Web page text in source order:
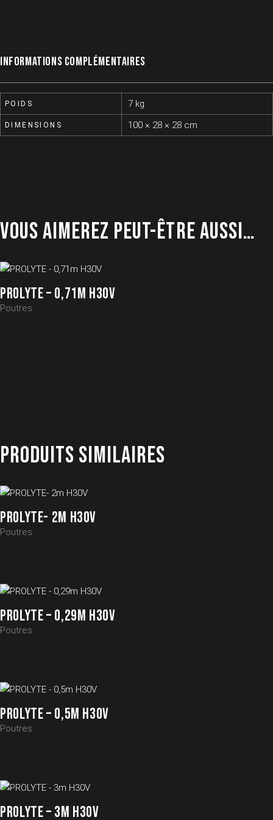
INFORMATIONS COMPLÉMENTAIRES
POIDS 7 kg
DIMENSIONS 100 × 28 × 28 cm
VOUS AIMEREZ PEUT-ÊTRE AUSSI…
PROLYTE – 0,71M H30V
Poutres
PRODUITS SIMILAIRES
PROLYTE- 2M H30V
Poutres
PROLYTE – 0,29M H30V
Poutres
PROLYTE – 0,5M H30V
Poutres
PROLYTE – 3M H30V